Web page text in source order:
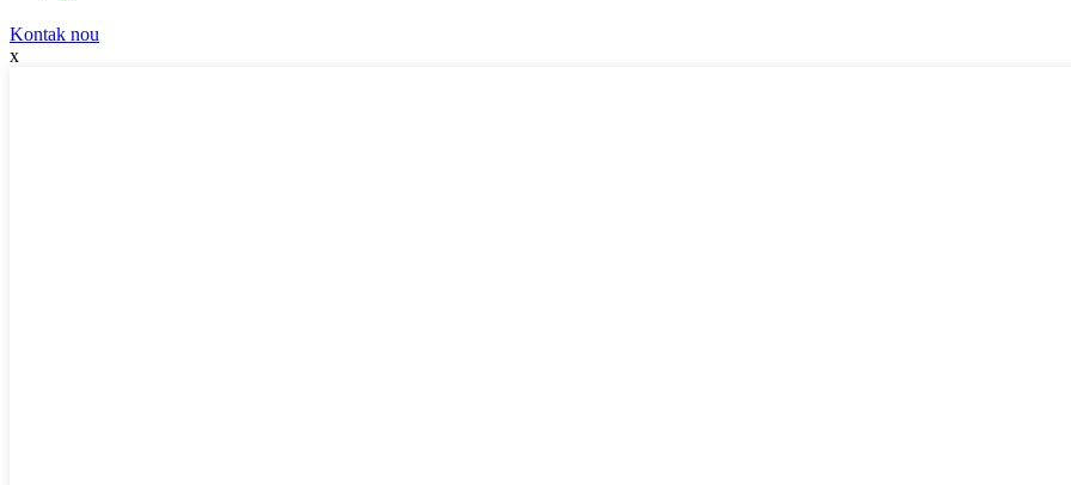
Kontak nou
x